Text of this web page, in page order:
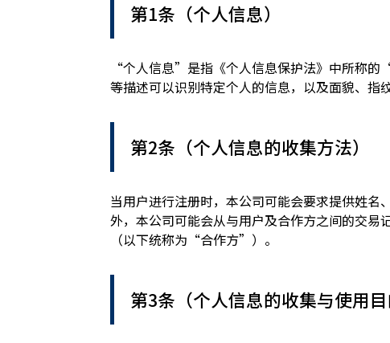
第1条（个人信息）
“个人信息”是指《个人信息保护法》中所称
等描述可以识别特定个人的信息，以及面貌、指
第2条（个人信息的收集方法）
当用户进行注册时，本公司可能会要求提供姓
外，本公司可能会从与用户及合作方之间的交
（以下统称为“合作方”）。
第3条（个人信息的收集与使用目